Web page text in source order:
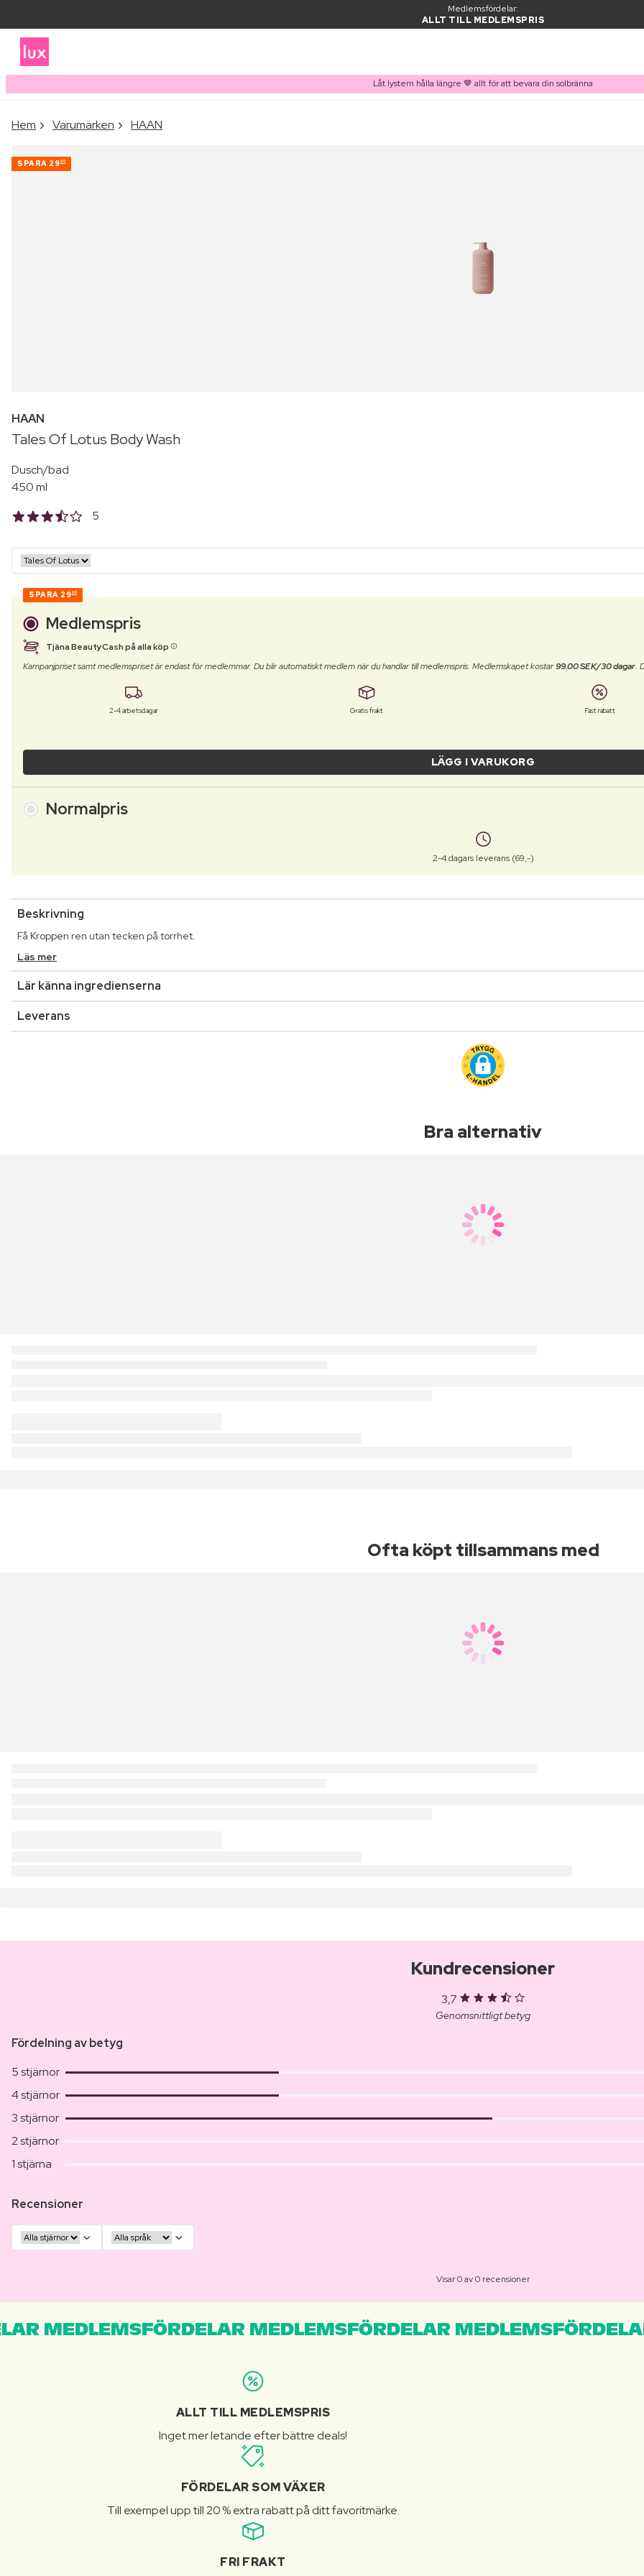
Medlemsfördelar:
ALLT TILL MEDLEMSPRIS
Låt lystern hålla längre 🤎 allt för att bevara din solbränna
Hem Varumärken HAAN
SPARA 2900
HAAN
Tales Of Lotus Body Wash
Dusch/bad
450 ml
5
SPARA 2900
Medlemspris
Tjäna BeautyCash på alla köp
Kampanjpriset samt medlemspriset är endast för medlemmar. Du blir automatiskt medlem när du handlar till medlemspris. Medlemskapet kostar99.00 SEK/30 dagar.
2-4 arbetsdagar Gratis frakt Fast rabatt
LÄGG I VARUKORG
Normalpris
2-4 dagars leverans (69,-)
Beskrivning
Få Kroppen ren utan tecken på torrhet.
Läs mer
Lär känna ingredienserna
Leverans
Bra alternativ
Ofta köpt tillsammans med
Kundrecensioner
3,7
Genomsnittligt betyg
Fördelning av betyg
5 stjärnor
4 stjärnor
3 stjärnor
2 stjärnor
1 stjärna
Recensioner
Visar 0 av 0 recensioner
MEDLEMSFÖRDELAR MEDLEMSFÖRDELAR
ALLT TILL MEDLEMSPRIS
Inget mer letande efter bättre deals!
FÖRDELAR SOM VÄXER
Till exempel upp till 20 % extra rabatt på ditt favoritmärke.
FRI FRAKT